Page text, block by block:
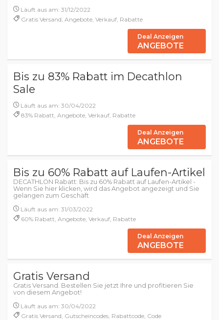
Läuft aus am: 31/12/2022
Gratis Versand, Angebote, Verkauf, Rabatte
Deal Anzeigen
ANGEBOTE
Bis zu 83% Rabatt im Decathlon
Sale
Läuft aus am: 30/04/2022
83% Rabatt, Angebote, Verkauf, Rabatte
Deal Anzeigen
ANGEBOTE
Bis zu 60% Rabatt auf Laufen-Artikel
DECATHLON Rabatt: Bis zu 60% Rabatt auf Laufen-Artikel -
Wenn Sie hier klicken, wird das Angebot angezeigt und Sie
gelangen zum Geschäft
Läuft aus am: 31/03/2022
60% Rabatt, Angebote, Verkauf, Rabatte
Deal Anzeigen
ANGEBOTE
Gratis Versand
Gratis Versand. Bestellen Sie jetzt Ihre und profitieren Sie
von diesem Angebot!
Läuft aus am: 30/04/2022
Gratis Versand, Gutscheincodes, Rabattcode, Code